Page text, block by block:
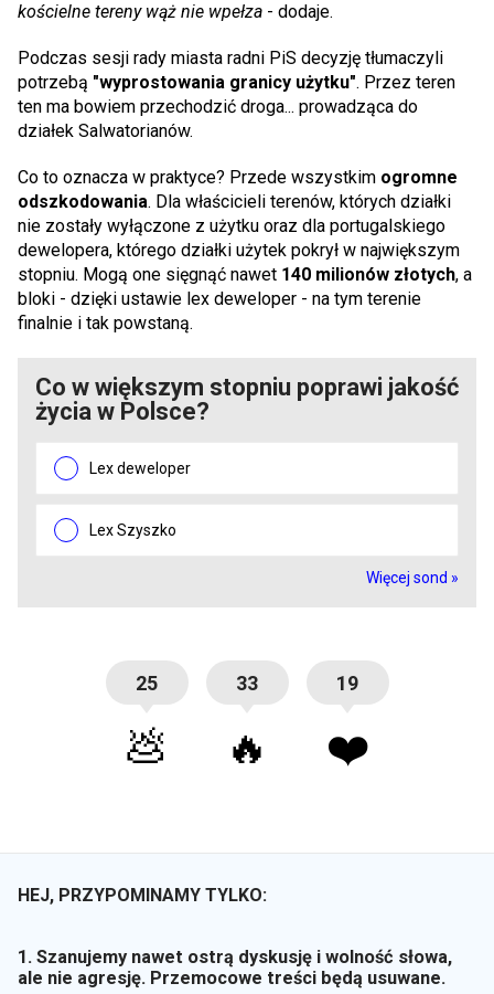
kościelne tereny wąż nie wpełza - dodaje.
Podczas sesji rady miasta radni PiS decyzję tłumaczyli
potrzebą "wyprostowania granicy użytku". Przez teren
ten ma bowiem przechodzić droga... prowadząca do
działek Salwatorianów.
Co to oznacza w praktyce? Przede wszystkim ogromne
odszkodowania. Dla właścicieli terenów, których działki
nie zostały wyłączone z użytku oraz dla portugalskiego
dewelopera, którego działki użytek pokrył w największym
stopniu. Mogą one sięgnąć nawet 140 milionów złotych, a
bloki - dzięki ustawie lex deweloper - na tym terenie
finalnie i tak powstaną.
Co w większym stopniu poprawi jakość
życia w Polsce?
Lex deweloper
Lex Szyszko
Więcej sond »
25
💩
33
🔥
19
❤️
HEJ, PRZYPOMINAMY TYLKO:
1. Szanujemy nawet ostrą dyskusję i wolność słowa,
ale nie agresję. Przemocowe treści będą usuwane.